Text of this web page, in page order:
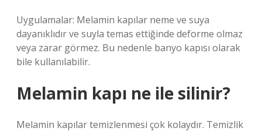
Uygulamalar: Melamin kapılar neme ve suya
dayanıklıdır ve suyla temas ettiğinde deforme olmaz
veya zarar görmez. Bu nedenle banyo kapısı olarak
bile kullanılabilir.
Melamin kapı ne ile silinir?
Melamin kapılar temizlenmesi çok kolaydır. Temizlik